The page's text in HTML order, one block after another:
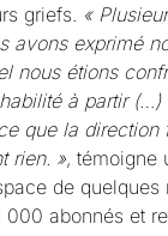
griefs. «
avons exprimé
nous étions
à partir (…)
que la direction
rien. », témoigne
de
000 abonnés et